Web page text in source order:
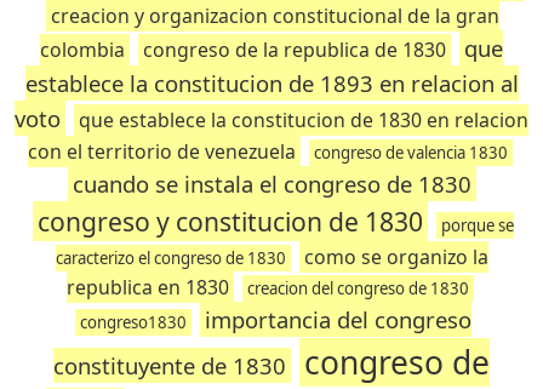
creacion y organizacion constitucional de la gran
colombia
congreso de la republica de 1830
que
establece la constitucion de 1893 en relacion al
voto
que establece la constitucion de 1830 en relacion
con el territorio de venezuela
congreso de valencia 1830
cuando se instala el congreso de 1830
congreso y constitucion de 1830
porque se
caracterizo el congreso de 1830
como se organizo la
republica en 1830
creacion del congreso de 1830
congreso1830
importancia del congreso
constituyente de 1830
congreso de